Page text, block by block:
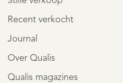
Recent verkocht
Journal
Over Qualis
Qualis magazines